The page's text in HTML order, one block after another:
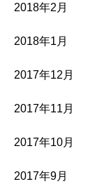
2018年2月
2018年1月
2017年12月
2017年11月
2017年10月
2017年9月